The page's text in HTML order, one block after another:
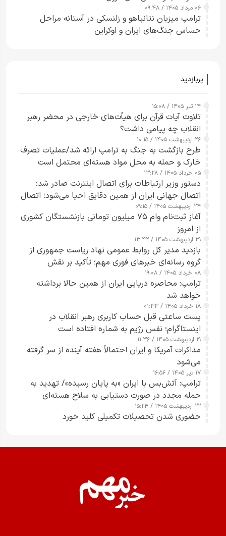
۰۶ مرداد ۱۴۰۵ / ۰۹:۴۸
ترامپ میزبان نتانیاهو و زلنسکی در آستانه مراحل
حساس جنگ‌های ایران و اوکراین
پربازدید
۱۴ تیر ۱۴۰۵ / ۱۵:۰۸
تلاوت آیات قرآن برای هیأت‌های خارجی در محضر رهبر
انقلاب چه پیامی داشت؟
۲۶ اردیبهشت ۱۴۰۵ / ۱۰:۱۵
طرح‌ بازگشت به جنگ به ترامپ ارائه شد/عملیات تصرف
خارک و حمله به محل مواد هسته‌ای محتمل است
۰۵ خرداد ۱۴۰۵ / ۱۳:۲۸
دستور وزیر ارتباطات برای اتصال اینترنت صادر شد؛
اتصال جهانی ایران از همین دقایق احیا می‌شود؛ اتصال
کامل مردم تا ۲۴ ساعت آینده
۲۴ اردیبهشت ۱۴۰۵ / ۰۹:۱۵
آغاز ثبت‌نام وام ۷۵ میلیون تومانی بازنشستگان کشوری
از امروز
۲۹ اردیبهشت ۱۴۰۵ / ۱۳:۴۲
بازدید مدیر کل روابط عمومی نهاد ریاست جمهوری از
گروه رسانه‌ای خبرهای فوری مهم؛ تأکید بر نقش
رسانه‌های هوشمند و مسئول در ارتقای آگاهی عمومی
۰۸ خرداد ۱۴۰۵ / ۱۹:۰۸
ترامپ: محاصره دریایی ایران از همین حالا برداشته
خواهد شد
۱۸ خرداد ۱۴۰۵ / ۰۱:۳۳
پست ساعتی قبل حساب کاربری رهبر انقلاب در
اینستاگرام؛ نفس رژیم به شماره افتاده است​
۱۹ اردیبهشت ۱۴۰۵ / ۱۱:۳۶
مذاکرات آمریکا و ایران احتمالاً هفته آینده از سر گرفته
می‌شود
۱۷ تیر ۱۴۰۵ / ۱۶:۵۶
ترامپ: آتش‌بس با ایران «به پایان رسیده»/ تهدید به
حمله مجدد در صورت دستیابی به سلاح هسته‌ای
۲۲ اردیبهشت ۱۴۰۵ / ۱۵:۲۴
حضوری شدن تحصیلات تکمیلی کلید خورد